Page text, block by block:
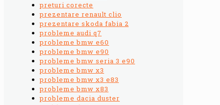
preturi corecte
prezentare renault clio
prezentare skoda fabia 2
probleme audi q7
probleme bmw e60
probleme bmw e90
probleme bmw seria 3 e90
probleme bmw x3
probleme bmw x3 e83
probleme bmw x83
probleme dacia duster